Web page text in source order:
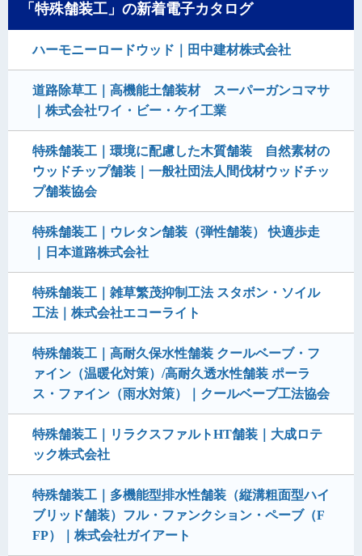
「特殊舗装工」の新着電子カタログ
ハーモニーロードウッド｜田中建材株式会社
道路除草工｜高機能土舗装材 スーパーガンコマサ
｜株式会社ワイ・ビー・ケイ工業
特殊舗装工｜環境に配慮した木質舗装 自然素材の
ウッドチップ舗装｜一般社団法人間伐材ウッドチッ
プ舗装協会
特殊舗装工｜ウレタン舗装（弾性舗装） 快適歩走
｜日本道路株式会社
特殊舗装工｜雑草繁茂抑制工法 スタボン・ソイル
工法｜株式会社エコーライト
特殊舗装工｜高耐久保水性舗装 クールベーブ・フ
ァイン（温暖化対策）/高耐久透水性舗装 ポーラ
ス・ファイン（雨水対策）｜クールベーブ工法協会
特殊舗装工｜リラクスファルトHT舗装｜大成ロテ
ック株式会社
特殊舗装工｜多機能型排水性舗装（縦溝粗面型ハイ
ブリッド舗装）フル・ファンクション・ペーブ（F
FP）｜株式会社ガイアート